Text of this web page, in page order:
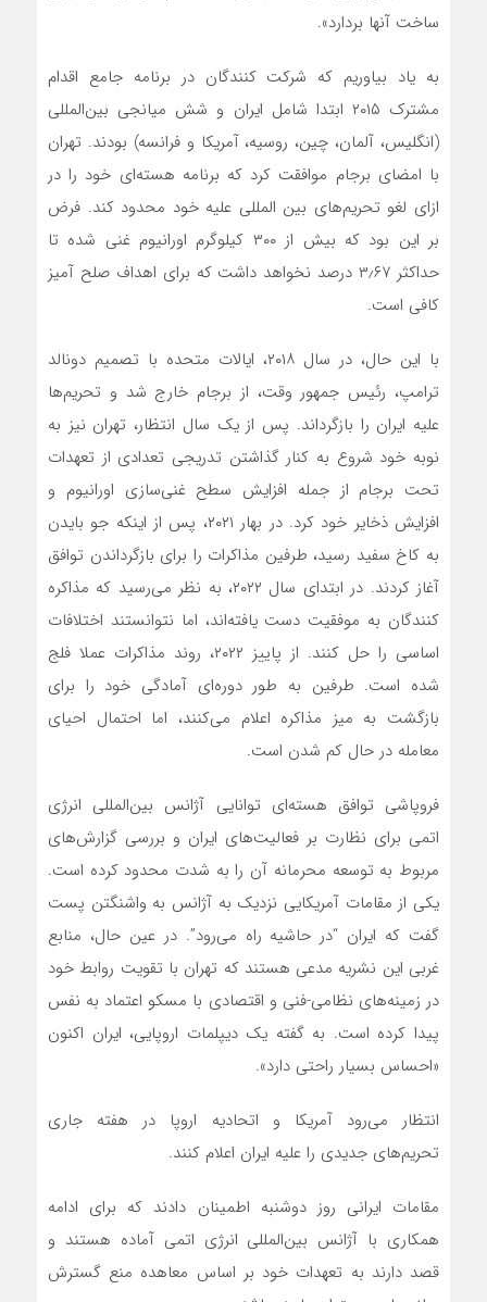
ساخت آنها بردارد».
به یاد بیاوریم که شرکت کنندگان در برنامه جامع اقدام
مشترک ۲۰۱۵ ابتدا شامل ایران و شش میانجی بین‌المللی
(انگلیس، آلمان، چین، روسیه، آمریکا و فرانسه) بودند. تهران
با امضای برجام موافقت کرد که برنامه هسته‌ای خود را در
ازای لغو تحریم‌های بین المللی علیه خود محدود کند. فرض
بر این بود که بیش از ۳۰۰ کیلوگرم اورانیوم غنی شده تا
حداکثر ۳٫۶۷ درصد نخواهد داشت که برای اهداف صلح آمیز
کافی است.
با این حال، در سال ۲۰۱۸، ایالات متحده با تصمیم دونالد
ترامپ، رئیس جمهور وقت، از برجام خارج شد و تحریم‌ها
علیه ایران را بازگرداند. پس از یک سال انتظار، تهران نیز به
نوبه خود شروع به کنار گذاشتن تدریجی تعدادی از تعهدات
تحت برجام از جمله افزایش سطح غنی‌سازی اورانیوم و
افزایش ذخایر خود کرد. در بهار ۲۰۲۱، پس از اینکه جو بایدن
به کاخ سفید رسید، طرفین مذاکرات را برای بازگرداندن توافق
آغاز کردند. در ابتدای سال ۲۰۲۲، به نظر‌ می‌رسید که مذاکره
کنندگان به موفقیت دست یافته‌اند، اما نتوانستند اختلافات
اساسی را حل کنند. از پاییز ۲۰۲۲، روند مذاکرات عملا فلج
شده است. طرفین به طور دوره‌ای آمادگی خود را برای
بازگشت به میز مذاکره اعلام‌ می‌کنند، اما احتمال احیای
معامله در حال کم شدن است.
فروپاشی توافق هسته‌ای توانایی آژانس بین‌المللی انرژی
اتمی برای نظارت بر فعالیت‌های ایران و بررسی گزارش‌های
مربوط به توسعه محرمانه آن را به شدت محدود کرده است.
یکی از مقامات آمریکایی نزدیک به آژانس به واشنگتن پست
گفت که ایران “در حاشیه راه‌ می‌رود”. در عین حال، منابع
غربی این نشریه مدعی هستند که تهران با تقویت روابط خود
در زمینه‌های نظامی-فنی و اقتصادی با مسکو اعتماد به نفس
پیدا کرده است. به گفته یک دیپلمات اروپایی، ایران اکنون
«احساس بسیار راحتی دارد».
انتظار‌ می‌رود آمریکا و اتحادیه اروپا در هفته جاری
تحریم‌های جدیدی را علیه ایران اعلام کنند.
مقامات ایرانی روز دوشنبه اطمینان دادند که برای ادامه
همکاری با آژانس بین‌المللی انرژی اتمی آماده هستند و
قصد دارند به تعهدات خود بر اساس معاهده منع گسترش